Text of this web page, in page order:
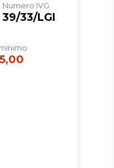
GIUDIZIALE
Numero IVG
39/33/LGI